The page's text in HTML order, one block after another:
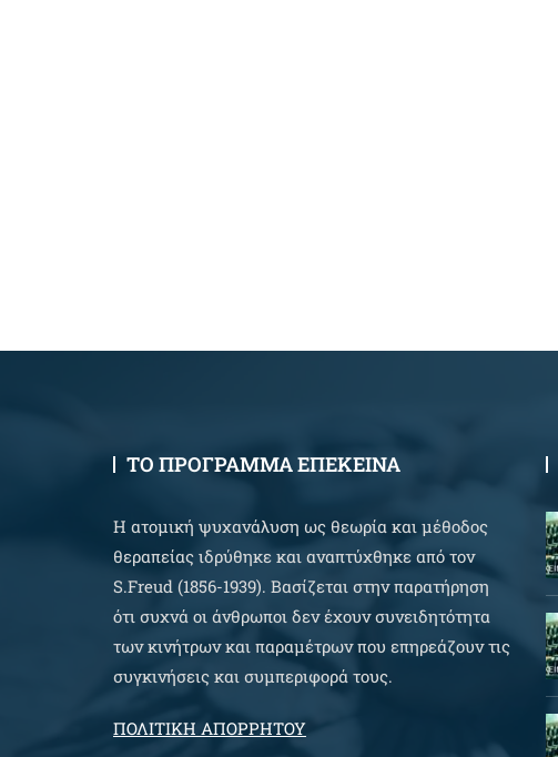
ΤΟ ΠΡΟΓΡΑΜΜΑ ΕΠΕΚΕΙΝΑ
Η ατομική ψυχανάλυση ως θεωρία και μέθοδος
θεραπείας ιδρύθηκε και αναπτύχθηκε από τον
S.Freud (1856-1939). Βασίζεται στην παρατήρηση
ότι συχνά οι άνθρωποι δεν έχουν συνειδητότητα
των κινήτρων και παραμέτρων που επηρεάζουν τις
συγκινήσεις και συμπεριφορά τους.
ΠΟΛΙΤΙΚΗ ΑΠΟΡΡΗΤΟΥ